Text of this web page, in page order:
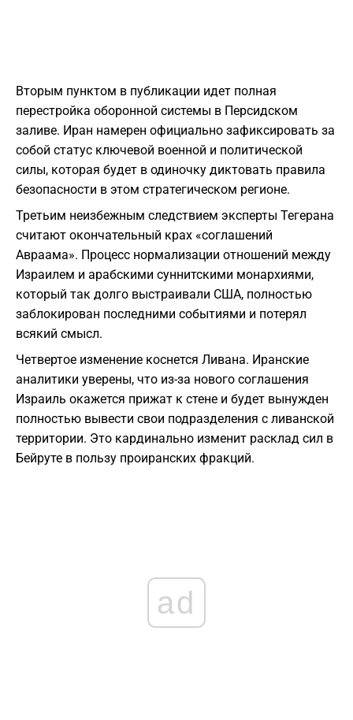
Вторым пунктом в публикации идет полная
перестройка оборонной системы в Персидском
заливе. Иран намерен официально зафиксировать за
собой статус ключевой военной и политической
силы, которая будет в одиночку диктовать правила
безопасности в этом стратегическом регионе.
Третьим неизбежным следствием эксперты Тегерана
считают окончательный крах «соглашений
Авраама». Процесс нормализации отношений между
Израилем и арабскими суннитскими монархиями,
который так долго выстраивали США, полностью
заблокирован последними событиями и потерял
всякий смысл.
Четвертое изменение коснется Ливана. Иранские
аналитики уверены, что из-за нового соглашения
Израиль окажется прижат к стене и будет вынужден
полностью вывести свои подразделения с ливанской
территории. Это кардинально изменит расклад сил в
Бейруте в пользу проиранских фракций.
ad